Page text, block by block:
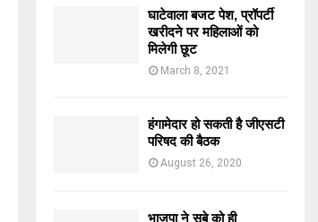
घाटेवाला बजट पेश, प्रॉपर्टी
खरीदने पर महिलाओं को
मिलेगी छूट
March 8, 2021
हंगामेदार हो सकती है जीएसटी
परिषद की बैठक
August 26, 2020
भाजपा ने सूबे को ही